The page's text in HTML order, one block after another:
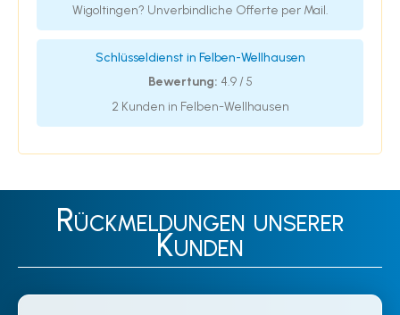
Wigoltingen? Unverbindliche Offerte per Mail.
Schlüsseldienst in Felben-Wellhausen
Bewertung: 4.9 / 5
2 Kunden in Felben-Wellhausen
Rückmeldungen unserer
Kunden